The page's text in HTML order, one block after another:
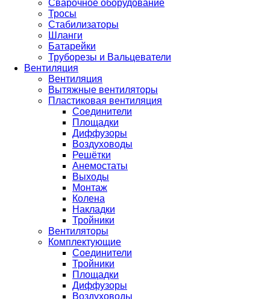
Сварочное оборудование
Тросы
Стабилизаторы
Шланги
Батарейки
Труборезы и Вальцеватели
Вентиляция
Вентиляция
Вытяжные вентиляторы
Пластиковая вентиляция
Соединители
Площадки
Диффузоры
Воздуховоды
Решётки
Анемостаты
Выходы
Монтаж
Колена
Накладки
Тройники
Вентиляторы
Комплектующие
Соединители
Тройники
Площадки
Диффузоры
Воздуховоды